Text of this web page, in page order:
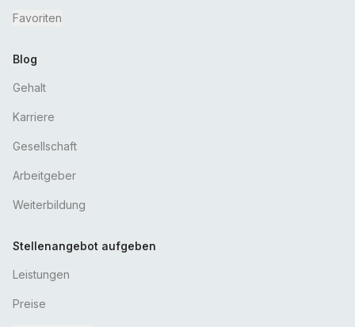
Favoriten
Blog
Gehalt
Karriere
Gesellschaft
Arbeitgeber
Weiterbildung
Stellenangebot aufgeben
Leistungen
Preise